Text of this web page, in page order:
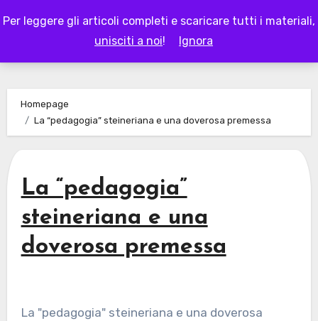
Per leggere gli articoli completi e scaricare tutti i materiali,
unisciti a noi! Ignora
to
LAPAPPADOLCE
Homepage
La “pedagogia” steineriana e una doverosa premessa
La “pedagogia”
steineriana e una
doverosa premessa
La "pedagogia" steineriana e una doverosa